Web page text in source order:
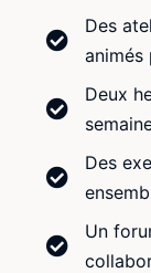
Des
animés
Deux
Des
Un